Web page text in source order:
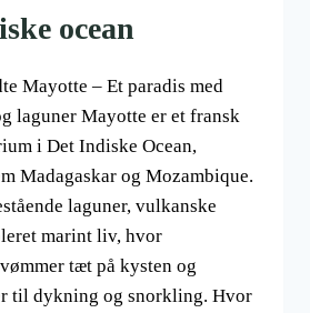
ocean
Mayotte – Et paradis med
laguner Mayotte er et fransk
i Det Indiske Ocean,
Madagaskar og Mozambique.
laguner, vulkanske
marint liv, hvor
tæt på kysten og
til dykning og snorkling. Hvor